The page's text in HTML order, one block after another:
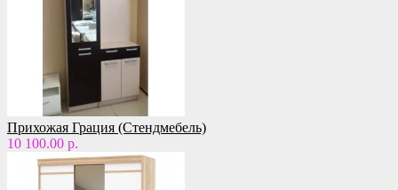
Прихожая Грация (Стендмебель)
10 100.00 р.